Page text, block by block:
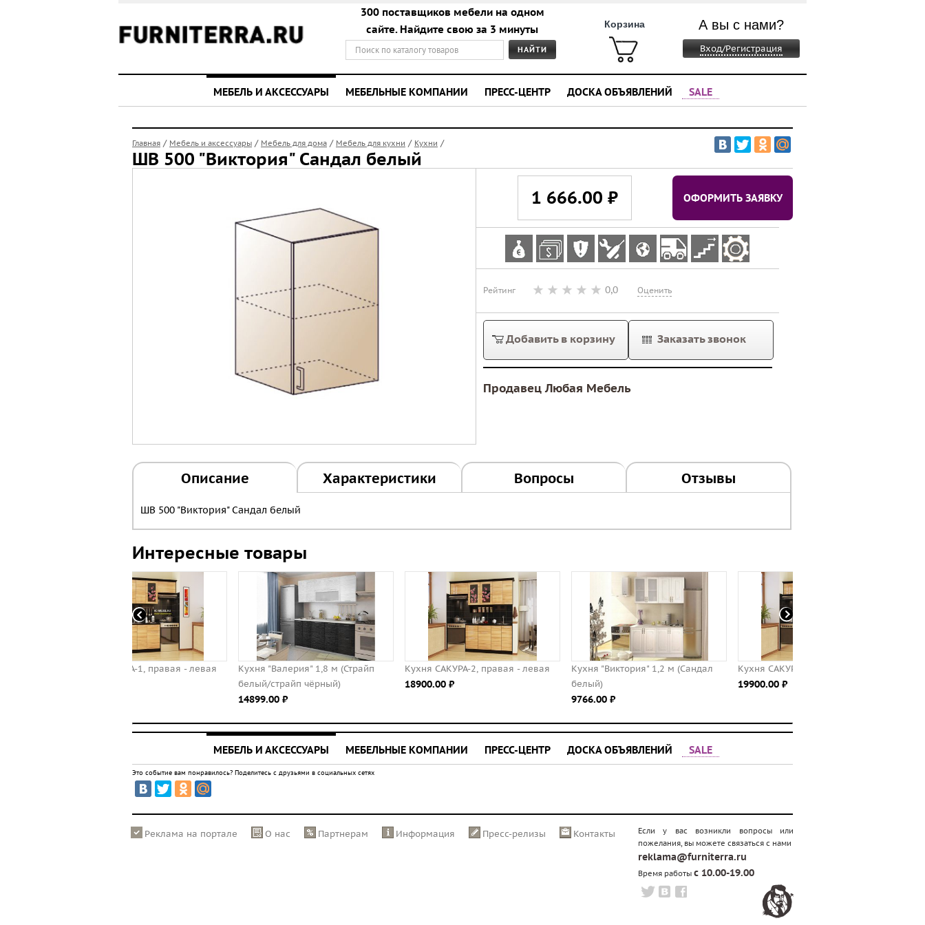
300 поставщиков мебели на одном
сайте. Найдите свою за 3 минуты
Корзина А вы с нами?
Вход/Регистрация
МЕБЕЛЬ И АКСЕССУАРЫ МЕБЕЛЬНЫЕ КОМПАНИИ ПРЕСС-ЦЕНТР ДОСКА ОБЪЯВЛЕНИЙ SALE
Главная / Мебель и аксессуары / Мебель для дома / Мебель для кухни / Кухни /
ШВ 500 "Виктория" Сандал белый
1 666.00 ⃏
ОФОРМИТЬ ЗАЯВКУ
Рейтинг 0,0 Оценить
Добавить в корзину Заказать звонок
Продавец Любая Мебель
Описание Характеристики Вопросы Отзывы
ШВ 500 "Виктория" Сандал белый
Интересные товары
Кухня "Валерия" 1,8 м (Страйп
белый/страйп чёрный)
Кухня САКУРА-2, правая - левая
18900.00 ⃏
Кухня "Виктория" 1,2 м (Сандал
Кухня САКУРА-3, правая - левая
МЕБЕЛЬ И АКСЕССУАРЫ МЕБЕЛЬНЫЕ КОМПАНИИ ПРЕСС-ЦЕНТР ДОСКА ОБЪЯВЛЕНИЙ SALE
Это событие вам понравилось? Поделитесь с друзьями в социальных сетях
Реклама на портале О нас Партнерам Информация Пресс-релизы Контакты
Если у вас возникли вопросы или
пожелания, вы можете связаться с нами
reklama@furniterra.ru
Время работы с 10.00-19.00